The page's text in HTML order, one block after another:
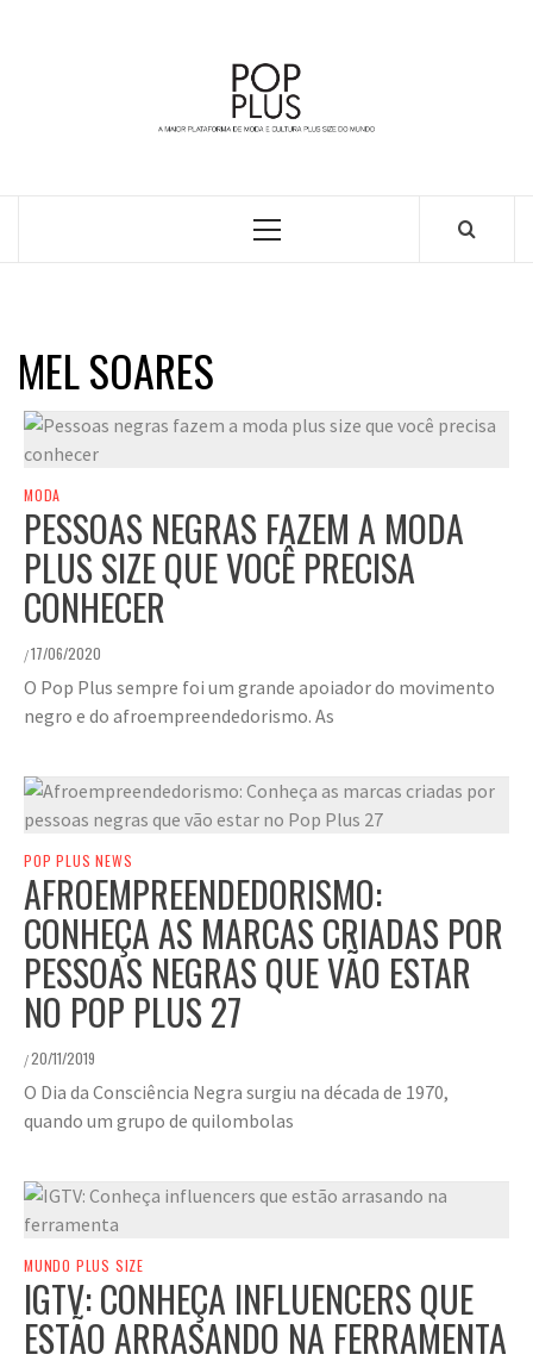
Primary
MEL SOARES
MODA
PESSOAS NEGRAS FAZEM A MODA
PLUS SIZE QUE VOCÊ PRECISA
CONHECER
/17/06/2020
O Pop Plus sempre foi um grande apoiador do movimento
negro e do afroempreendedorismo. As
POP PLUS NEWS
AFROEMPREENDEDORISMO:
CONHEÇA AS MARCAS CRIADAS POR
PESSOAS NEGRAS QUE VÃO ESTAR
NO POP PLUS 27
/20/11/2019
O Dia da Consciência Negra surgiu na década de 1970,
quando um grupo de quilombolas
MUNDO PLUS SIZE
IGTV: CONHEÇA INFLUENCERS QUE
ESTÃO ARRASANDO NA FERRAMENTA